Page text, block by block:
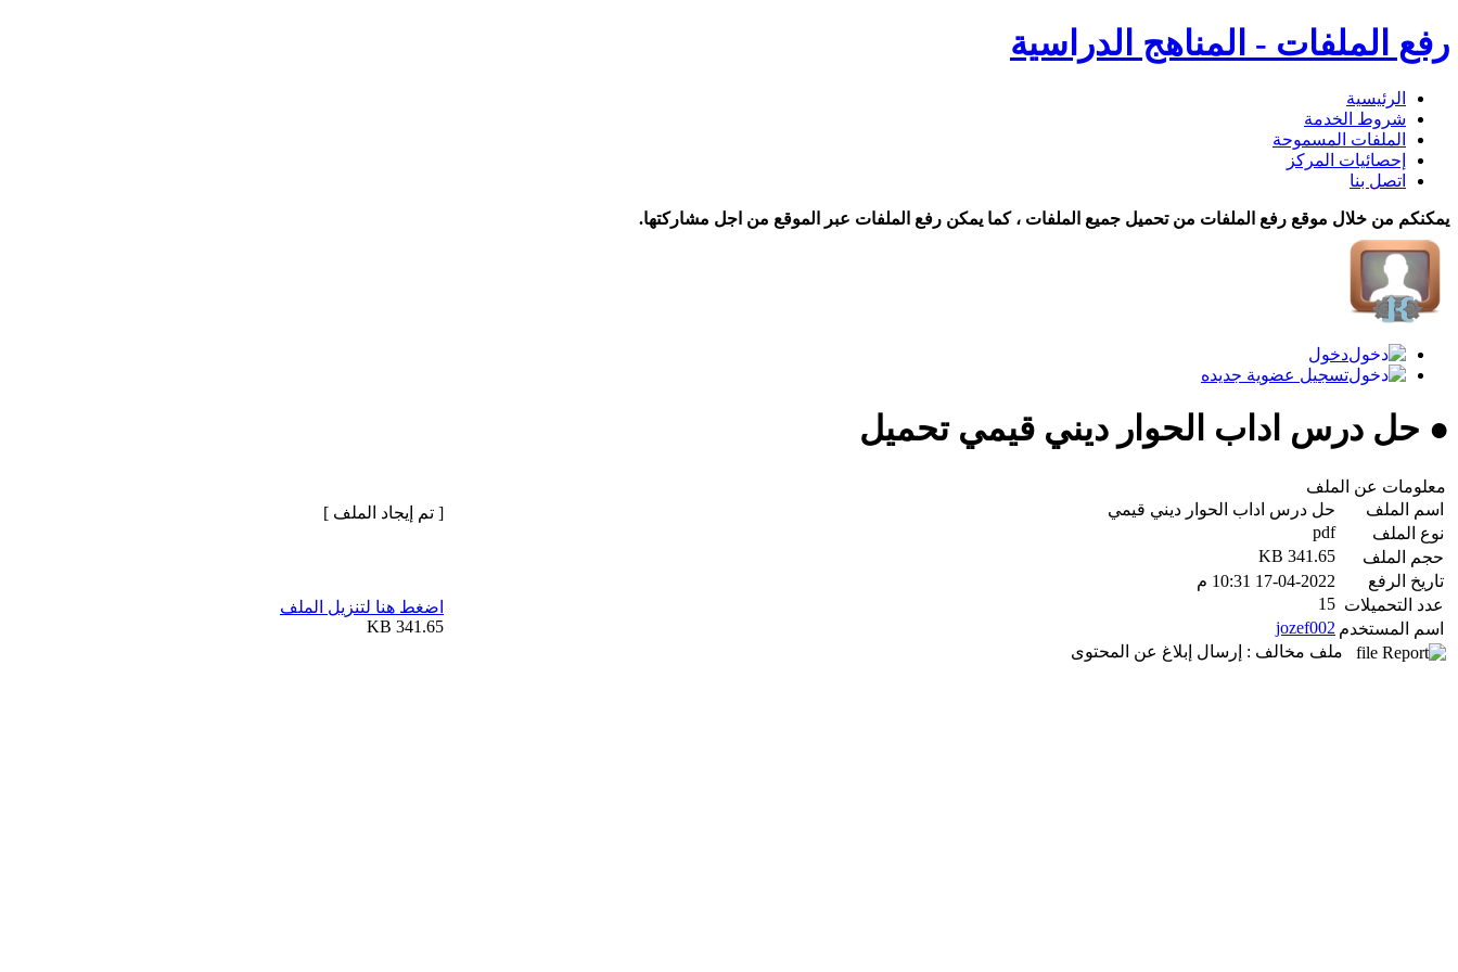
رفع الملفات - المناهج الدراسية
الرئيسية
شروط الخدمة
الملفات المسموحة
إحصائيات المركز
اتصل بنا
يمكنكم من خلال موقع رفع الملفات من تحميل جميع الملفات ، كما يمكن رفع الملفات عبر الموقع من اجل مشاركتها.
دخول
تسجيل عضوية جديده
● حل درس اداب الحوار ديني قيمي تحميل
معلومات عن الملف
اسم الملف
حل درس اداب الحوار ديني قيمي
نوع الملف
pdf
حجم الملف
341.65 KB
تاريخ الرفع
17-04-2022 10:31 م
عدد التحميلات 15
اسم المستخدم jozef002
ملف مخالف : إرسال إبلاغ عن المحتوى
[ تم إيجاد الملف ]
اضغط هنا لتنزيل الملف
341.65 KB